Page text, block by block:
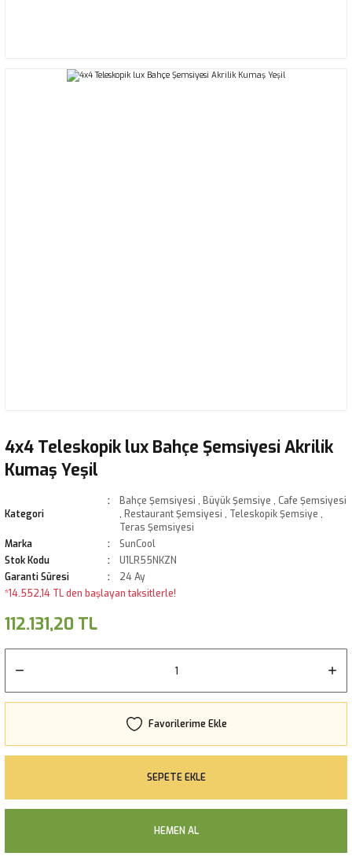
4x4 Teleskopik lux Bahçe Şemsiyesi Akrilik
Kumaş Yeşil
Kategori
Bahçe Şemsiyesi , Büyük Şemsiye , Cafe Şemsiyesi
, Restaurant Şemsiyesi , Teleskopik Şemsiye ,
Teras Şemsiyesi
Marka
SunCool
Stok Kodu
U1LR55NKZN
Garanti Süresi
24 Ay
*14.552,14 TL den başlayan taksitlerle!
112.131,20 TL
SEPETE EKLE
HEMEN AL